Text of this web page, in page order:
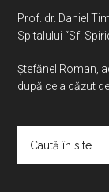
Prof. dr. Daniel
Spitalului “Sf.
Ştefănel Roman,
după ce a căzut